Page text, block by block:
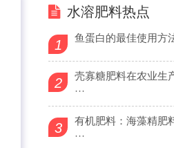
水溶肥料热点
1 鱼蛋白的最佳使用方
2
壳寡糖肥料在农业生
···
3
有机肥料：海藻精肥
···